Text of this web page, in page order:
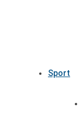
Sport